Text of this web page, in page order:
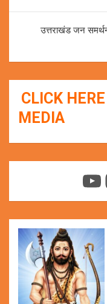
उत्तराखंड जन
CLICK
MEDIA